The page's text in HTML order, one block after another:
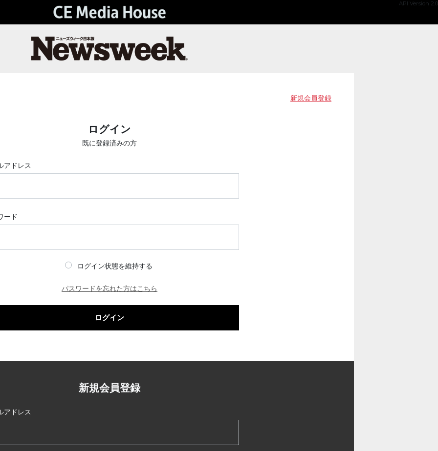
API Version 2.0
新規会員登録
ログイン
既に登録済みの方
アドレス
ード
ログイン状態を維持する
パスワードを忘れた方はこちら
ログイン
新規会員登録
アドレス